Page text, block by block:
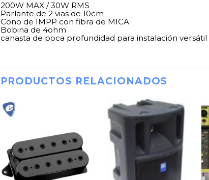
200W MAX / 30W RMS
Parlante de 2 vias de 10cm
Cono de IMPP con fibra de MICA
Bobina de 4ohm
canasta de poca profundidad para instalación versátil
PRODUCTOS RELACIONADOS